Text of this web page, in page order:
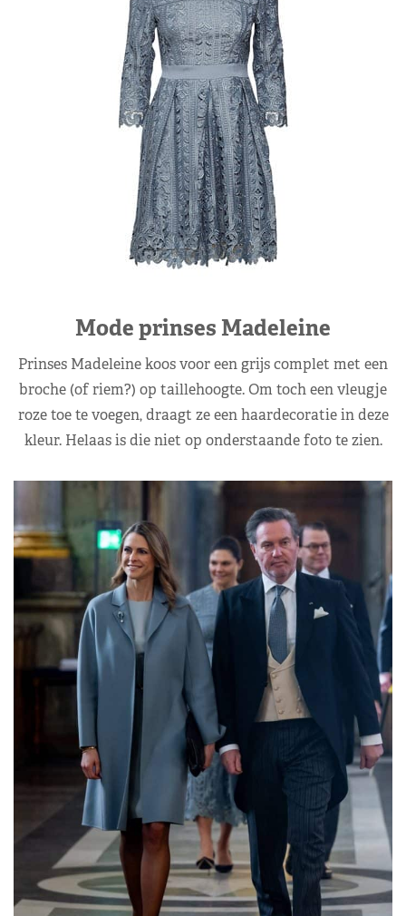
Mode prinses Madeleine
Prinses Madeleine koos voor een grijs complet met een
broche (of riem?) op taillehoogte. Om toch een vleugje
roze toe te voegen, draagt ze een haardecoratie in deze
kleur. Helaas is die niet op onderstaande foto te zien.